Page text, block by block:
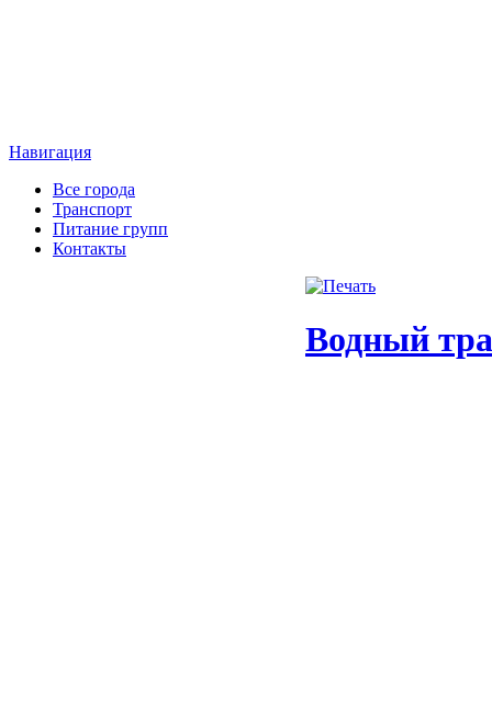
Навигация
Все города
Транспорт
Питание групп
Контакты
Водный